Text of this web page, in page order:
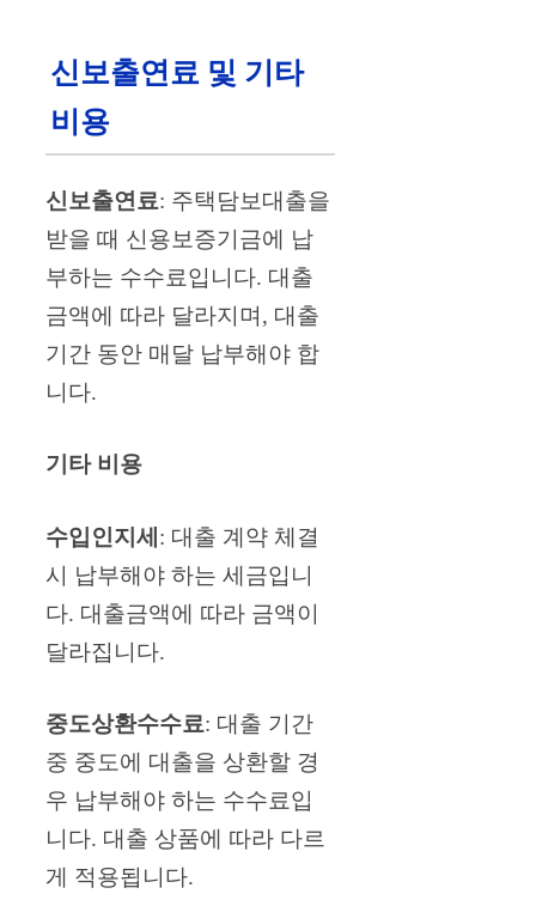
신보출연료 및 기타
비용
신보출연료: 주택담보대출을
받을 때 신용보증기금에 납
부하는 수수료입니다. 대출
금액에 따라 달라지며, 대출
기간 동안 매달 납부해야 합
니다.
기타 비용
수입인지세 : 대출 계약 체결
시 납부해야 하는 세금입니
다. 대출금액에 따라 금액이
달라집니다.
중도상환수수료: 대출 기간
중 중도에 대출을 상환할 경
우 납부해야 하는 수수료입
니다. 대출 상품에 따라 다르
게 적용됩니다.